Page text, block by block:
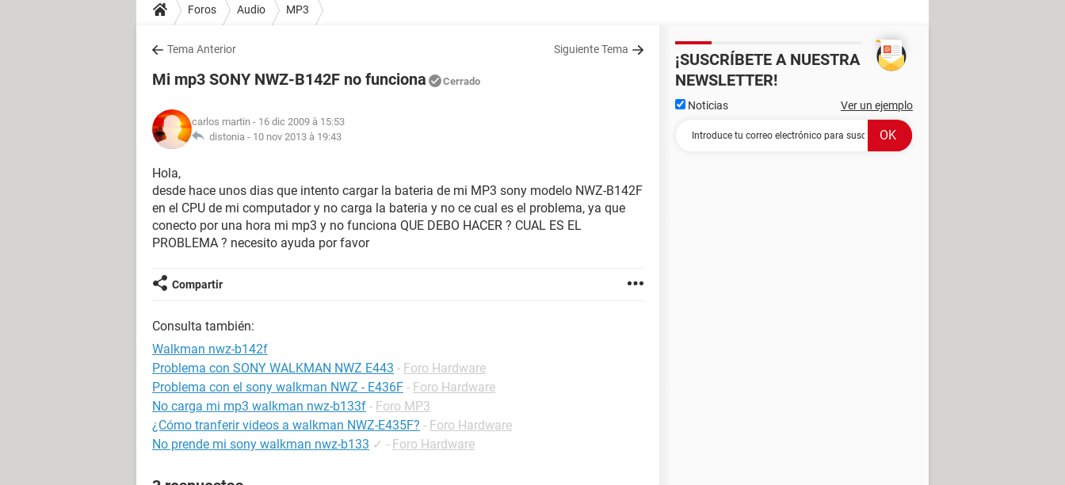
Foros Audio MP3
Tema Anterior Siguiente Tema
Mi mp3 SONY NWZ-B142F no funciona Cerrado
carlos martin - 16 dic 2009 à 15:53
distonia - 10 nov 2013 à 19:43
Hola,
desde hace unos dias que intento cargar la bateria de mi MP3 sony modelo NWZ-B142F
en el CPU de mi computador y no carga la bateria y no ce cual es el problema, ya que
conecto por una hora mi mp3 y no funciona QUE DEBO HACER ? CUAL ES EL
PROBLEMA ? necesito ayuda por favor
Compartir
Consulta también:
Walkman nwz-b142f
Problema con SONY WALKMAN NWZ E443 - Foro Hardware
Problema con el sony walkman NWZ - E436F - Foro Hardware
No carga mi mp3 walkman nwz-b133f - Foro MP3
¿Cómo tranferir videos a walkman NWZ-E435F? - Foro Hardware
No prende mi sony walkman nwz-b133 ✓ - Foro Hardware
¡SUSCRÍBETE A NUESTRA
NEWSLETTER!
Noticias Ver un ejemplo